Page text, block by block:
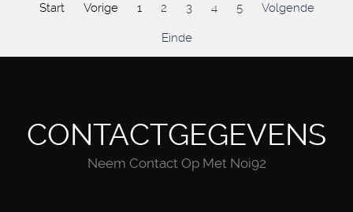
Start
Vorige 1 2 3 4 5 Volgende
Einde
CONTACTGEGEVENS
Neem Contact Op Met Noi92